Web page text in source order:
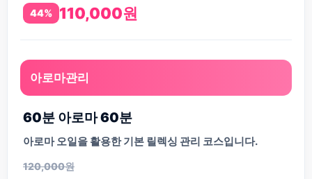
44%
110,000원
아로마관리
60분 아로마 60분
아로마 오일을 활용한 기본 릴렉싱 관리 코스입니다.
120,000원